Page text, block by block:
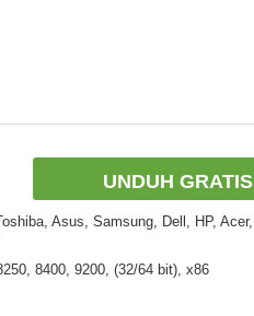
UNDUH GRATIS
Asus, Samsung, Dell, HP, Acer,
8400, 9200, (32/64 bit), x86